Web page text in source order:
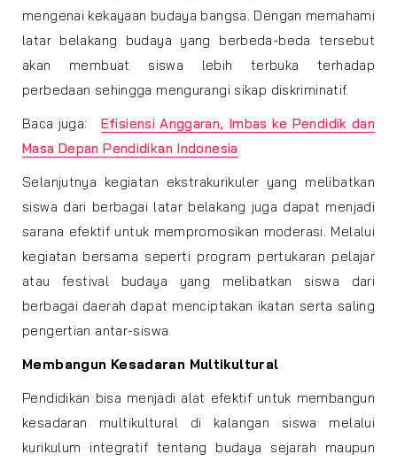
mengenai kekayaan budaya bangsa. Dengan memahami
latar belakang budaya yang berbeda-beda tersebut
akan membuat siswa lebih terbuka terhadap
perbedaan sehingga mengurangi sikap diskriminatif.
Baca juga:
Efisiensi Anggaran, Imbas ke Pendidik dan
Masa Depan Pendidikan Indonesia
Selanjutnya kegiatan ekstrakurikuler yang melibatkan
siswa dari berbagai latar belakang juga dapat menjadi
sarana efektif untuk mempromosikan moderasi. Melalui
kegiatan bersama seperti program pertukaran pelajar
atau festival budaya yang melibatkan siswa dari
berbagai daerah dapat menciptakan ikatan serta saling
pengertian antar-siswa.
Membangun Kesadaran Multikultural
Pendidikan bisa menjadi alat efektif untuk membangun
kesadaran multikultural di kalangan siswa melalui
kurikulum integratif tentang budaya sejarah maupun